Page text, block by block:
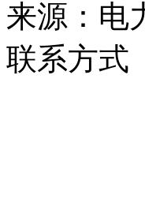
来源：电
联系方式